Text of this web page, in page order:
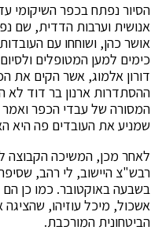
הסיור נפתח בכפר השיקומי
אנושית וערבות הדדית, שם
אושר כהן, ושוחחו עם
כימים למען המטופלים
ההסתדרות ארנון בר דוד
המסורה של עבדי הכפר
שמניע את העובדים פה היא
לאחר מכן, המשיכה הקבוצה
רבש"צ היישוב, לי רהב,
בשבעה באוקטובר. כמו כן
אשכול, מיכל עוזיהו,
הביטחונית המורכבת.